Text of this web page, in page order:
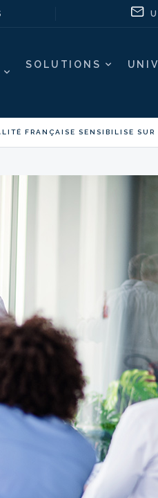
SOLUTIONS
FRANÇAISE SENSIBILISE SUR